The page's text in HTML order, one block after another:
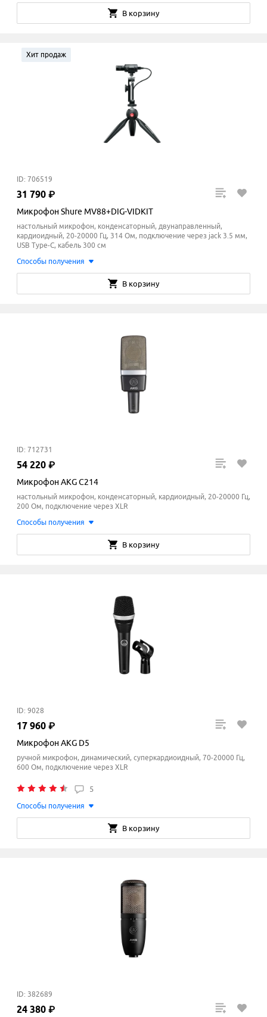
В корзину
Хит продаж
ID: 706519
31 790 ₽
Микрофон Shure MV88+DIG-VIDKIT
настольный микрофон, конденсаторный, двунаправленный,
кардиоидный, 20-20000 Гц, 314 Ом, подключение через jack 3.5 мм,
USB Type-C, кабель 300 см
Способы получения
В корзину
ID: 712731
54 220 ₽
Микрофон AKG C214
настольный микрофон, конденсаторный, кардиоидный, 20-20000 Гц,
200 Ом, подключение через XLR
Способы получения
В корзину
ID: 9028
17 960 ₽
Микрофон AKG D5
ручной микрофон, динамический, суперкардиоидный, 70-20000 Гц,
600 Ом, подключение через XLR
5
Способы получения
В корзину
ID: 382689
24 380 ₽